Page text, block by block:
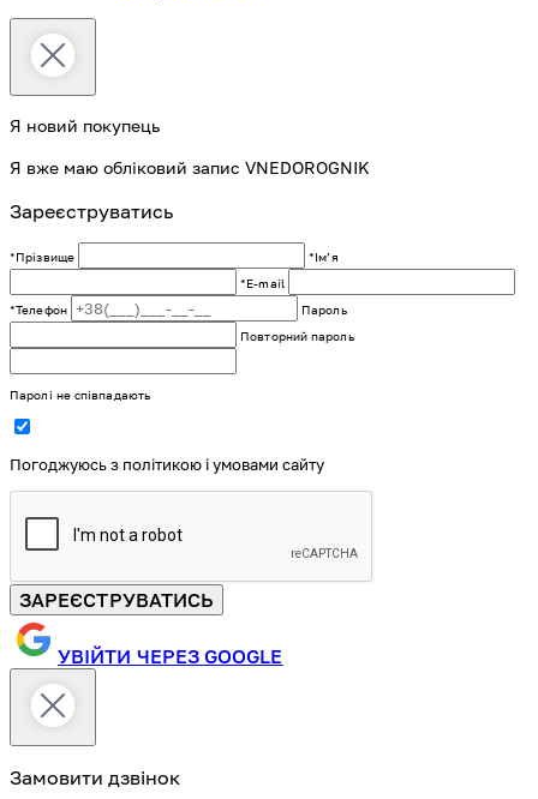
Я новий покупець
Я вже маю обліковий запис VNEDOROGNIK
Зареєструватись
*Прізвище
*Імʼя
*E-mail
*Телефон
Пароль
Повторний пароль
Паролі не співпадають
Погоджуюсь з політикою і умовами сайту
ЗАРЕЄСТРУВАТИСЬ
УВІЙТИ ЧЕРЕЗ GOOGLE
Замовити дзвінок